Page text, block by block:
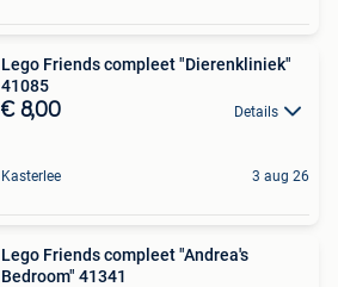
Lego Friends compleet "Dierenkliniek"
41085
€ 8,00 Details
Kasterlee 3 aug 26
Lego Friends compleet "Andrea's
Bedroom" 41341